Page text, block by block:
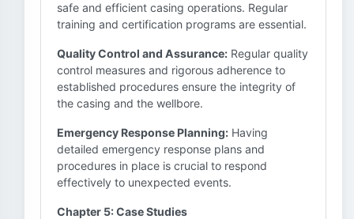
safe and efficient casing operations. Regular
training and certification programs are essential.
Quality Control and Assurance: Regular quality
control measures and rigorous adherence to
established procedures ensure the integrity of
the casing and the wellbore.
Emergency Response Planning: Having
detailed emergency response plans and
procedures in place is crucial to respond
effectively to unexpected events.
Chapter 5: Case Studies